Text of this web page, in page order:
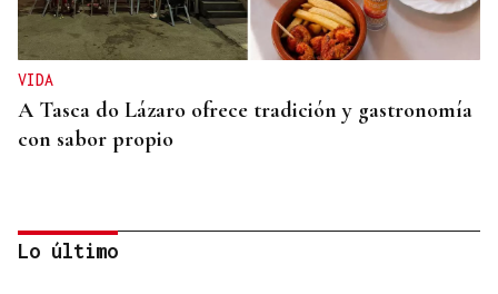
VIDA
A Tasca do Lázaro ofrece tradición y gastronomía
con sabor propio
Lo último